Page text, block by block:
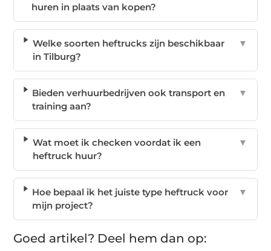
huren in plaats van kopen?
Welke soorten heftrucks zijn beschikbaar
in Tilburg?
▼
Bieden verhuurbedrijven ook transport en
training aan?
▼
Wat moet ik checken voordat ik een
heftruck huur?
▼
Hoe bepaal ik het juiste type heftruck voor
mijn project?
▼
Goed artikel? Deel hem dan op: